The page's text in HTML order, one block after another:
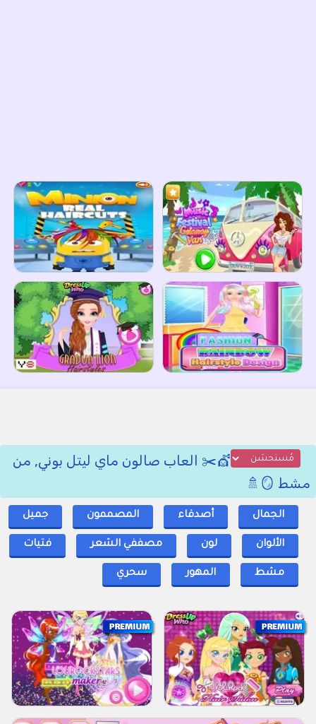
💇✂️ العاب صالون ماي ليتل بوني, من
مشط 🪞🚿
الجمال أصدقاء المصممون جميل
الألوان لون مصففي الشعر فتيات
مشط المهور سحري